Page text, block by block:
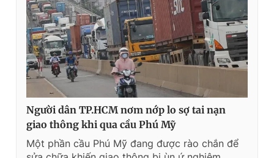
Người dân TP.HCM nơm nớp lo sợ tai nạn
giao thông khi qua cầu Phú Mỹ
Một phần cầu Phú Mỹ đang được rào chắn để